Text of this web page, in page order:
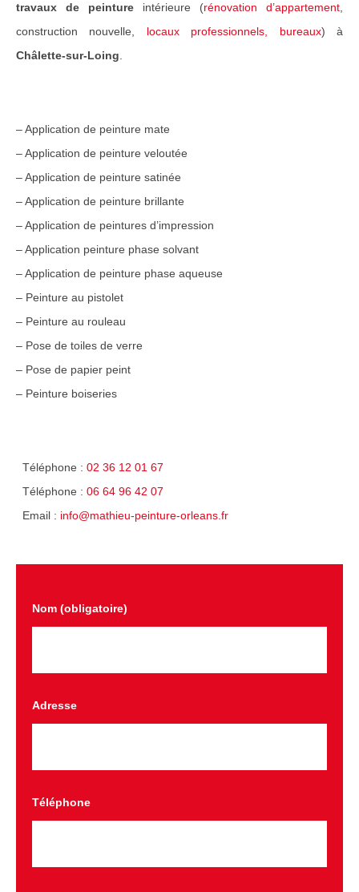
Nos travaux pour professionnels
Notre réseau
travaux de peinture intérieure (rénovation d’appartement
construction nouvelle, locaux professionnels, bureaux) à
Châlette-sur-Loing
– Application de peinture mate
– Application de peinture veloutée
– Application de peinture satinée
– Application de peinture brillante
– Application de peintures d’impression
– Application peinture phase solvant
– Application de peinture phase aqueuse
– Peinture au pistolet
– Peinture au rouleau
– Pose de toiles de verre
– Pose de papier peint
– Peinture boiseries
Téléphone : 02 36 12 01 67
Téléphone : 06 64 96 42 07
Email : info@mathieu-peinture-orleans.fr
Nom (obligatoire)
Adresse
Téléphone